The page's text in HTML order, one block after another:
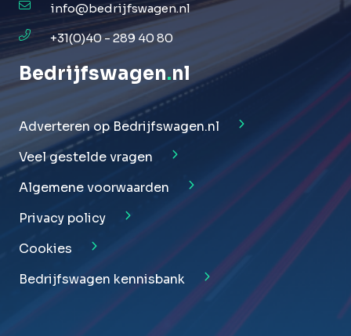
info@bedrijfswagen.nl
+31(0)40 - 289 40 80
Bedrijfswagen.nl
Adverteren op Bedrijfswagen.nl
Veel gestelde vragen
Algemene voorwaarden
Privacy policy
Cookies
Bedrijfswagen kennisbank